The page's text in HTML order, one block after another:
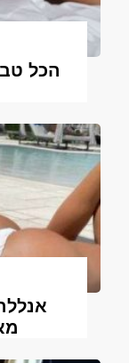
הכל